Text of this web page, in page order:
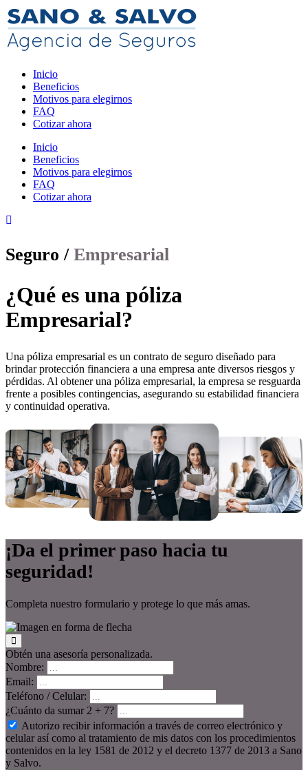
Inicio
Beneficios
Motivos para elegirnos
FAQ
Cotizar ahora
Inicio
Beneficios
Motivos para elegirnos
FAQ
Cotizar ahora
Seguro / Empresarial
¿Qué es una póliza
Empresarial?
Una póliza empresarial es un contrato de seguro diseñado para
brindar protección financiera a una empresa ante diversos riesgos y
pérdidas. Al obtener una póliza empresarial, la empresa se resguarda
frente a posibles contingencias, asegurando su estabilidad financiera
y continuidad operativa.
¡Da el primer paso hacia tu
seguridad!
Completa nuestro formulario y protege lo que más amas.
Obtén una asesoría personalizada.
Nombre:
Email:
Teléfono / Celular:
¿Cuánto da sumar 2 + 7?
Autorizo recibir información a través de correo electrónico y
celular así como al tratamiento de mis datos con los procedimientos
contenidos en la ley 1581 de 2012 y el decreto 1377 de 2013 a Sano
y Salvo.